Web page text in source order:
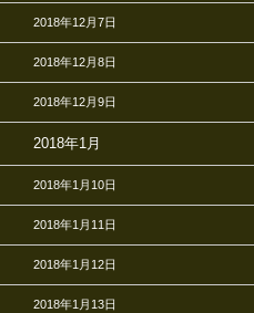
2018年12月7日
2018年12月8日
2018年12月9日
2018年1月
2018年1月10日
2018年1月11日
2018年1月12日
2018年1月13日